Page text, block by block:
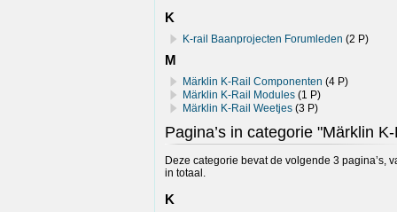
K
K-rail Baanprojecten Forumleden (2 P)
M
Märklin K-Rail Componenten (4 P)
Märklin K-Rail Modules (1 P)
Märklin K-Rail Weetjes (3 P)
Pagina’s in categorie "Märklin
Deze categorie bevat de volgende 3 pagina’s,
in totaal.
K